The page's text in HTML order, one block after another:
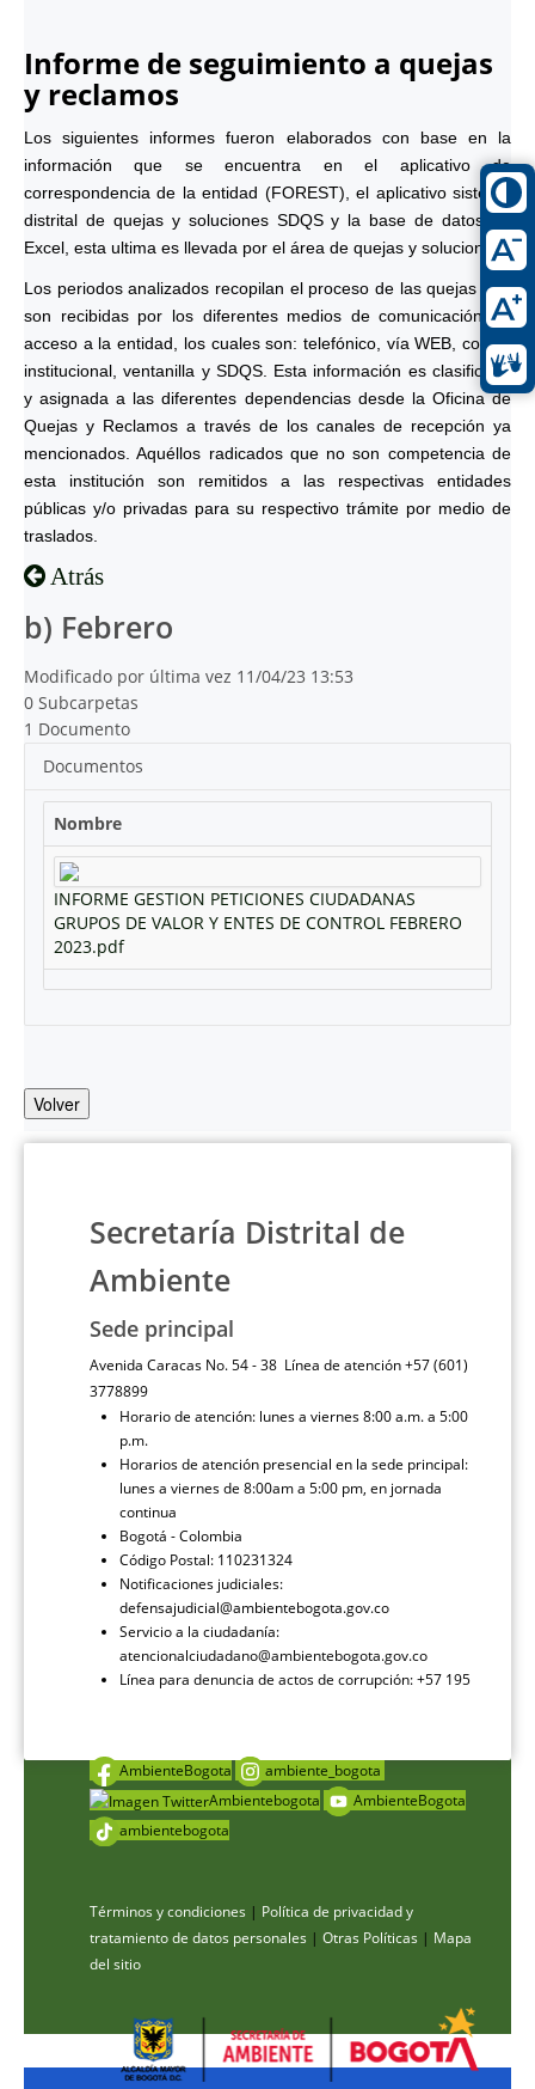
Informe de seguimiento a quejas
y reclamos
Los siguientes informes fueron elaborados con base en la
información que se encuentra en el aplicativo de
correspondencia de la entidad (FOREST), el aplicativo sistema
distrital de quejas y soluciones SDQS y la base de datos en
Excel, esta ultima es llevada por el área de quejas y soluciones.
Los periodos analizados recopilan el proceso de las quejas que
son recibidas por los diferentes medios de comunicación de
acceso a la entidad, los cuales son: telefónico, vía WEB, correo
institucional, ventanilla y SDQS. Esta información es clasificada
y asignada a las diferentes dependencias desde la Oficina de
Quejas y Reclamos a través de los canales de recepción ya
mencionados. Aquéllos radicados que no son competencia de
esta institución son remitidos a las respectivas entidades
públicas y/o privadas para su respectivo trámite por medio de
traslados.
Atrás
b) Febrero
Modificado por última vez 11/04/23 13:53
0 Subcarpetas
1 Documento
Documentos
Nombre
INFORME GESTION PETICIONES CIUDADANAS
GRUPOS DE VALOR Y ENTES DE CONTROL FEBRERO
2023.pdf
Volver
Secretaría Distrital de
Ambiente
Sede principal
Avenida Caracas No. 54 - 38 Línea de atención +57 (601)
3778899
Horario de atención: lunes a viernes 8:00 a.m. a 5:00
p.m.
Horarios de atención presencial en la sede principal:
lunes a viernes de 8:00am a 5:00 pm, en jornada
continua
Bogotá - Colombia
Código Postal: 110231324
Notificaciones judiciales:
defensajudicial@ambientebogota.gov.co
Servicio a la ciudadanía:
atencionalciudadano@ambientebogota.gov.co
Línea para denuncia de actos de corrupción: +57 195
AmbienteBogota
ambiente_bogota
Ambientebogota
AmbienteBogota
ambientebogota
Términos y condiciones | Política de privacidad y
tratamiento de datos personales | Otras Políticas | Mapa
del sitio